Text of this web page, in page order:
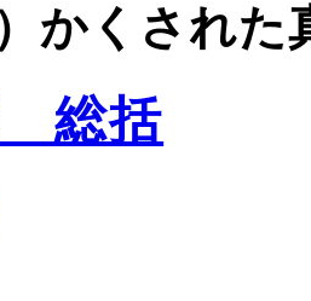
）かくされた
総括